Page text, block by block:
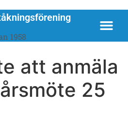
1958
att anmäla
25